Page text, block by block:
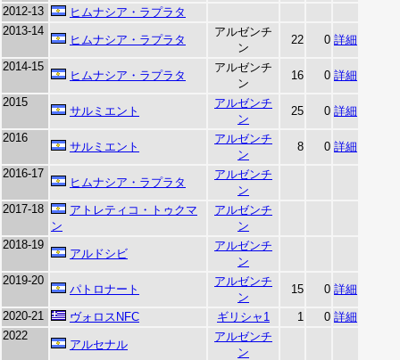
2012-13
ヒムナシア・ラプラタ
2013-14
ヒムナシア・ラプラタ
アルゼンチ
ン
22 0 詳細
2014-15
ヒムナシア・ラプラタ
アルゼンチ
ン
16 0 詳細
2015
サルミエント
アルゼンチ
ン
25 0 詳細
2016
サルミエント
アルゼンチ
ン
8 0 詳細
2016-17
ヒムナシア・ラプラタ
アルゼンチ
ン
2017-18
アトレティコ・トゥクマ
ン
アルゼンチ
ン
2018-19
アルドシビ
アルゼンチ
ン
2019-20
パトロナート
アルゼンチ
ン
15 0 詳細
2020-21
ヴォロスNFC ギリシャ1 1 0 詳細
2022
アルセナル
アルゼンチ
ン